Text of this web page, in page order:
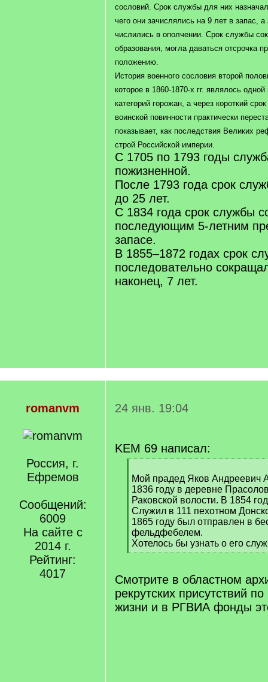
сословий. Срок службы для них
чего они зачислялись на 9 лет в запас, а
числились в ополчении. Срок службы
образования, могла даваться отсрочка
положению.
История военного сословия второй
которое в 1860-1870-х гг. являлось
категорий горожан, а через короткий
воинской повинности практически
показывает, как последствия Великих
строй Российской империи.
С 1705 по 1793 годы
пожизненной.
После 1793 года срок
до 25 лет.
С 1834 года срок службы
последующим 5-летним
запасе.
В 1855–1872 годах срок
последовательно
наконец, 7 лет.
romanvm
Россия, г.
Ефремов
Сообщений:
6009
На сайте с
2014 г.
Рейтинг:
4017
24 янв. 19:04
KEM 69 написал:
q
]
Мой прадед Яков Андреевич
1836 году в деревне
Раковской волости. В 1854
Служил в 111 пехотном
1865 году был отправлен в
фельдфебелем.
Хотелось бы узнать о его
[
q
]
Смотрите в областном
рекрутских присутствий
жизни и в РГВИА фонды